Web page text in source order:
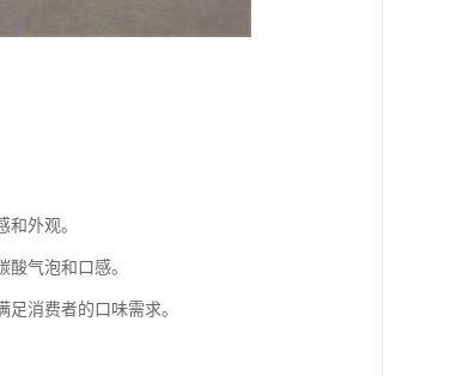
外观。
气泡和口感。
消费者的口味需求。